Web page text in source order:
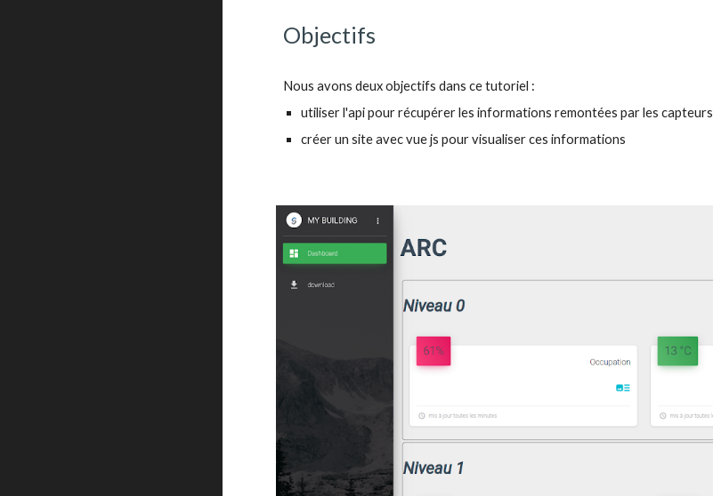
Objectifs
Nous avons deux objectifs dans ce tutoriel :
utiliser l'api pour récupérer les informations remontées par les capteurs
créer un site avec vue js pour visualiser ces informations